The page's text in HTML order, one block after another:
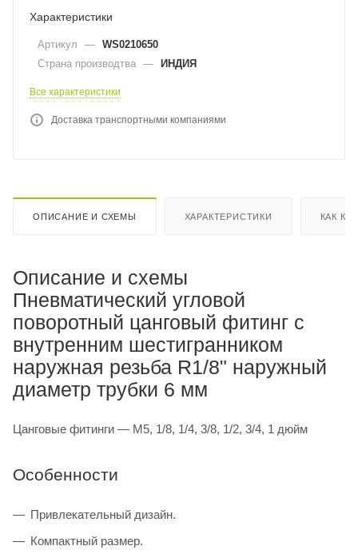
Характеристики
Артикул — WS0210650
Страна производтва — ИНДИЯ
Все характеристики
Доставка транспортными компаниями
ОПИСАНИЕ И СХЕМЫ ХАРАКТЕРИСТИКИ КАК
Описание и схемы
Пневматический угловой
поворотный цанговый фитинг с
внутренним шестигранником
наружная резьба R1/8" наружный
диаметр трубки 6 мм
Цанговые фитинги — M5, 1/8, 1/4, 3/8, 1/2, 3/4, 1 дюйм
Особенности
Привлекательный дизайн.
Компактный размер.